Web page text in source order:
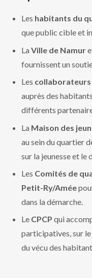
Les habitants du
que public cible et
LaVille de Namur
fournissent un
Les collaborateurs
auprès des
différents
La Maison des
au sein du quartier
sur la jeunesse et le
Les Comités de
Petit-Ry/Amée
dans la démarche.
Le CPCP qui
participatives, sur le
du vécu des